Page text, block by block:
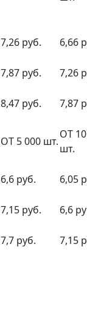
7,26 руб. 6,66
7,87 руб. 7,26
8,47 руб.
7,87
ОТ 5 000 шт.
ОТ
шт.
6,6 руб. 6,05
7,15 руб. 6,6
7,7 руб.
7,15